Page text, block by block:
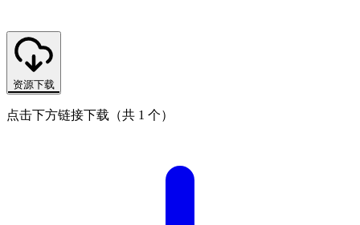
资源下载
点击下方链接下载（共 1 个）